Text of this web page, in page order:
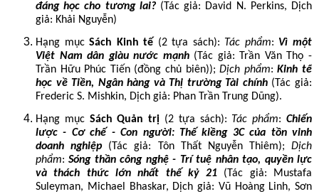
đáng học cho tương lai? (Tác giả: David N. Perkins, Dịch
giả: Khải Nguyễn)
Hạng mụcSách Kinh tế (2 tựa sách): Tác phẩm: Vì một
Việt Nam dân giàu nước mạnh (Tác giả: Trần Văn Thọ -
Trần Hữu Phúc Tiến (đồng chủ biên));Dịch phẩm:Kinh tế
học về Tiền, Ngân hàng và Thị trường Tài chính (Tác giả:
Frederic S. Mishkin, Dịch giả: Phan Trần Trung Dũng).
Hạng mục Sách Quản trị (2 tựa sách): Tác phẩm:Chiến
lược - Cơ chế - Con người: Thế kiềng 3C của tồn vinh
doanh nghiệp (Tác giả: Tôn Thất Nguyễn Thiêm); Dịch
phẩm:Sóng thần công nghệ - Trí tuệ nhân tạo, quyền lực
và thách thức lớn nhất thế kỷ 21 (Tác giả: Mustafa
Suleyman, Michael Bhaskar, Dịch giả: Vũ Hoàng Linh, Sơn